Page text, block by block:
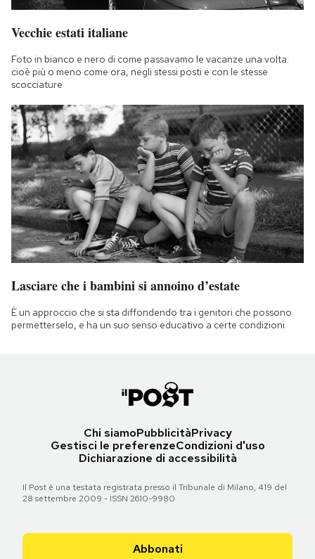
Vecchie estati italiane
Foto in bianco e nero di come passavamo le vacanze una volta:
cioè più o meno come ora, negli stessi posti e con le stesse
scocciature
Lasciare che i bambini si annoino d’estate
È un approccio che si sta diffondendo tra i genitori che possono
permetterselo, e ha un suo senso educativo a certe condizioni
Chi siamoPubblicitàPrivacy
Gestisci le preferenzeCondizioni d'uso
Dichiarazione di accessibilità
Il Post è una testata registrata presso il Tribunale di Milano, 419 del
28 settembre 2009 - ISSN 2610-9980
Abbonati